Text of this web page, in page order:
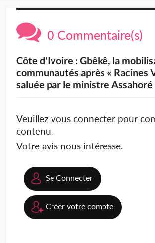
0 Commentaire(s)
Côte d'Ivoire : Gbêkê, la
communautés après « Racines
saluée par le ministre Assahoré
Veuillez vous connecter pour
contenu.
Votre avis nous intéresse.
Se Connecter
Créer votre compte